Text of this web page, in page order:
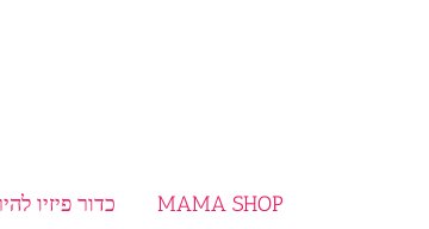
MAMA SHOP כדור פיזיו